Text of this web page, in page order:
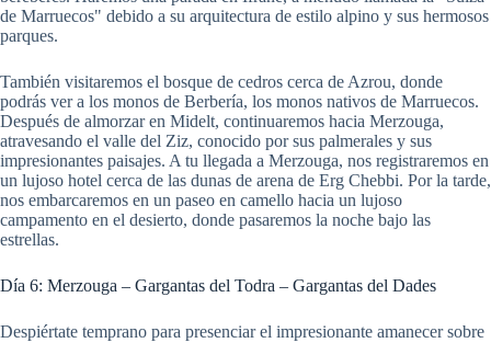
de Marruecos" debido a su arquitectura de estilo alpino y sus hermosos
parques.
También visitaremos el bosque de cedros cerca de Azrou, donde
podrás ver a los monos de Berbería, los monos nativos de Marruecos.
Después de almorzar en Midelt, continuaremos hacia Merzouga,
atravesando el valle del Ziz, conocido por sus palmerales y sus
impresionantes paisajes. A tu llegada a Merzouga, nos registraremos en
un lujoso hotel cerca de las dunas de arena de Erg Chebbi. Por la tarde,
nos embarcaremos en un paseo en camello hacia un lujoso
campamento en el desierto, donde pasaremos la noche bajo las
estrellas.
Día 6: Merzouga – Gargantas del Todra – Gargantas del Dades
Despiértate temprano para presenciar el impresionante amanecer sobre